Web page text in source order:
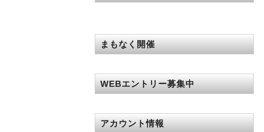
まもなく開催
WEBエントリー募集中
アカウント情報